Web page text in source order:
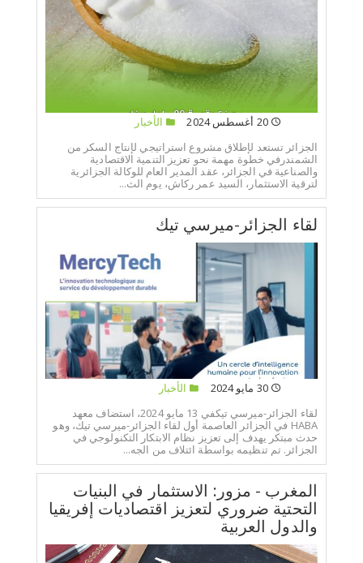
20 أغسطس 2024
الأخبار
الجزائر تستعد لإطلاق مشروع استراتيجي لإنتاج السكر من
الشمندرفي خطوة مهمة نحو تعزيز التنمية الاقتصادية
والصناعية في الجزائر، عقد المدير العام للوكالة الجزائرية
لترقية الاستثمار، السيد عمر ركاش، يوم الث...
لقاء الجزائر-ميرسي تيك
30 مايو 2024
الأخبار
لقاء الجزائر-ميرسي تيكفي 13 مايو 2024، استضاف معهد
HABA في الجزائر العاصمة أول لقاء الجزائر-ميرسي تيك، وهو
حدث مبتكر يهدف إلى تعزيز نظام الابتكار التكنولوجي في
الجزائر. تم تنظيمه بواسطة ائتلاف من الجه...
المغرب - مزور: الاستثمار في البنيات
التحتية ضروري لتعزيز اقتصاديات إفريقيا
والدول العربية